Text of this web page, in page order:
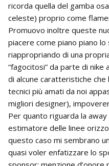
ricorda quella del gamba
celeste) proprio come
Promuovo inoltre queste
piacere come piano piano
riappropriando di una
“fagocitosi” da parte di
di alcune caratteristiche
tecnici più amati da noi
migliori designer),
Per quanto riguarda la
estimatore delle linee
questo caso mi sembrano
quasi voler enfatizzare lo